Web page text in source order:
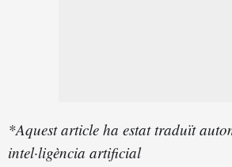
*Aquest article ha estat traduït
intel·ligència artificial